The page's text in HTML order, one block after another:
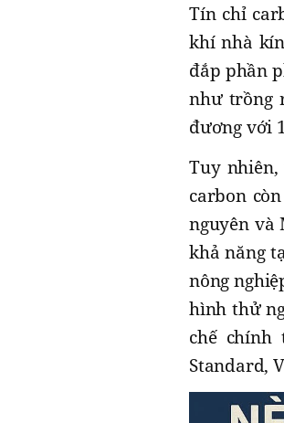
Tín chỉ
khí nhà
đắp phần
như trồng
đương với
Tuy
carbon
nguyên và
khả năng
nông
hình thử
chế
Standard,